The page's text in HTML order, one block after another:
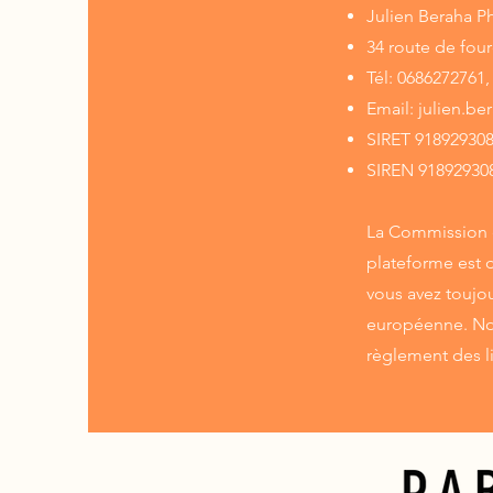
Julien Beraha
34 route de
Tél: 0686272761,
Email:
SIRET
SIREN
La
plateforme est
vous avez
européenne.
règlement des